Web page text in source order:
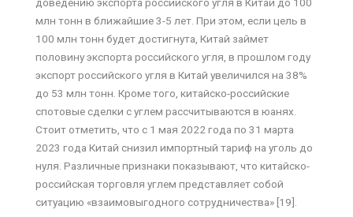
доведению экспорта российского угля в Китай до 100
млн тонн в ближайшие 3-5 лет. При этом, если цель в
100 млн тонн будет достигнута, Китай займет
половину экспорта российского угля, в прошлом году
экспорт российского угля в Китай увеличился на 38%
до 53 млн тонн. Кроме того, китайско-российские
спотовые сделки с углем рассчитываются в юанях.
Стоит отметить, что с 1 мая 2022 года по 31 марта
2023 года Китай снизил импортный тариф на уголь до
нуля. Различные признаки показывают, что китайско-
российская торговля углем представляет собой
ситуацию «взаимовыгодного сотрудничества» [19].